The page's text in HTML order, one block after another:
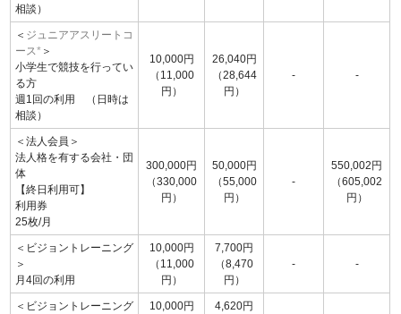
相談）
＜ ジュニアアスリートコ
ース* ＞
小学生で競技を行ってい
る方
週1回の利用 （日時は
相談）
10,000円
（11,000
円）
26,040円
（28,644
円）
- -
＜法人会員＞
法人格を有する会社・団
体
【終日利用可】
利用券
25枚/月
300,000円
（330,000
円）
50,000円
（55,000
円）
-
550,002円
（605,002
円）
＜ビジョントレーニング
＞
月4回の利用
10,000円
（11,000
円）
7,700円
（8,470
円）
- -
＜ビジョントレーニング
10,000円
4,620円